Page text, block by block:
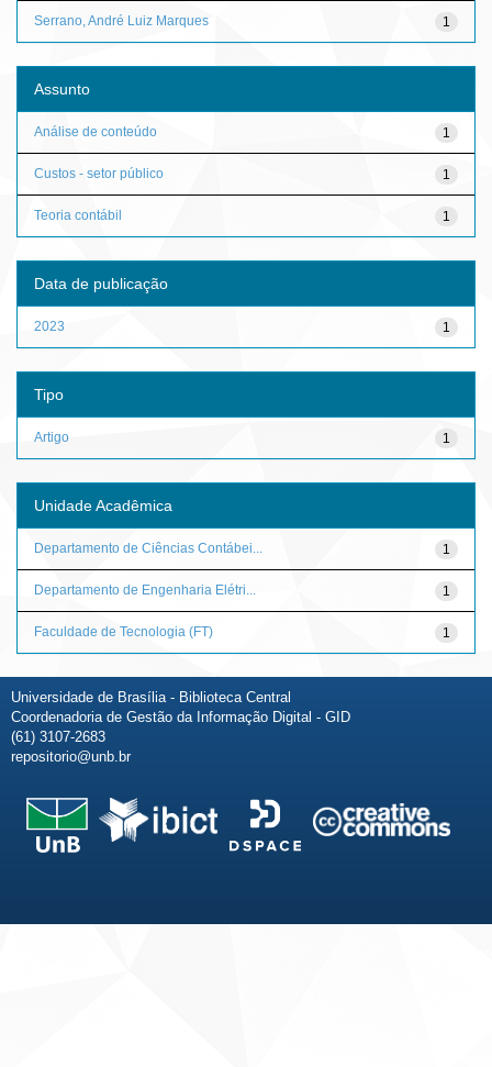
1
Serrano, André Luiz Marques
Assunto
1
Análise de conteúdo
1
Custos - setor público
1
Teoria contábil
Data de publicação
1
2023
Tipo
1
Artigo
Unidade Acadêmica
1
Departamento de Ciências Contábei...
1
Departamento de Engenharia Elétri...
1
Faculdade de Tecnologia (FT)
Universidade de Brasília - Biblioteca Central
Coordenadoria de Gestão da Informação Digital - GID
(61) 3107-2683
repositorio@unb.br